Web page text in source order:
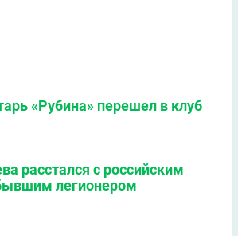
«Рубина» перешел в клуб
расстался с российским
легионером